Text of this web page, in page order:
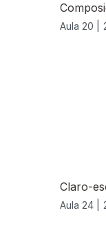
Aula 20 |
Claro-
Aula 24 |